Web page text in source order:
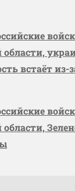
встаёт из-